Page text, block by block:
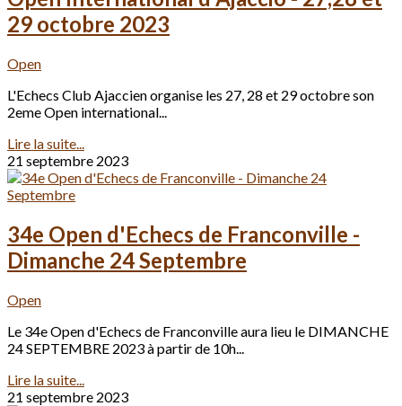
29 octobre 2023
Open
L'Echecs Club Ajaccien organise les 27, 28 et 29 octobre son
2eme Open international...
Lire la suite...
21 septembre 2023
34e Open d'Echecs de Franconville -
Dimanche 24 Septembre
Open
Le 34e Open d'Echecs de Franconville aura lieu le DIMANCHE
24 SEPTEMBRE 2023 à partir de 10h...
Lire la suite...
21 septembre 2023